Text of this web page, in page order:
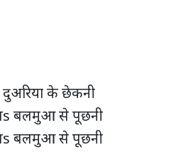
के छेकनी
बलमुआ से पूछनी
बलमुआ से पूछनी